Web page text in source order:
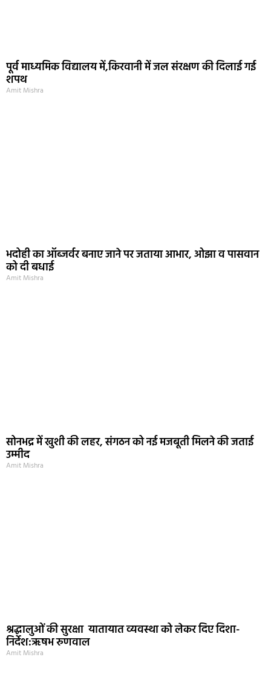
पूर्व माध्यमिक विद्यालय में,किरवानी में जल संरक्षण की दिलाई गई
शपथ
Amit Mishra
भदोही का ऑब्जर्वर बनाए जाने पर जताया आभार, ओझा व पासवान
को दी बधाई
Amit Mishra
सोनभद्र में खुशी की लहर, संगठन को नई मजबूती मिलने की जताई
उम्मीद
Amit Mishra
श्रद्धालुओं की सुरक्षा यातायात व्यवस्था को लेकर दिए दिशा-
निर्देश:ऋषभ रुणवाल
Amit Mishra